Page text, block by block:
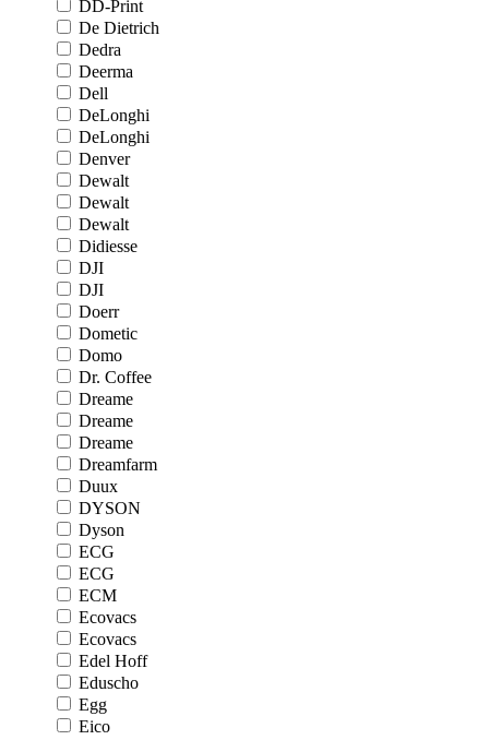
DD-Print
De Dietrich
Dedra
Deerma
Dell
DeLonghi
DeLonghi
Denver
Dewalt
Dewalt
Dewalt
Didiesse
DJI
DJI
Doerr
Dometic
Domo
Dr. Coffee
Dreame
Dreame
Dreame
Dreamfarm
Duux
DYSON
Dyson
ECG
ECG
ECM
Ecovacs
Ecovacs
Edel Hoff
Eduscho
Egg
Eico